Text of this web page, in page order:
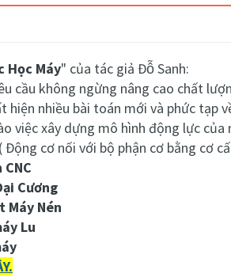
Học Máy" của tác giả Đỗ Sanh:
cầu không ngừng nâng cao chất
nhiều bài toán mới và phức tạp
việc xây dựng mô hình động lực
cơ nối với bộ phận cơ bằng cơ
Cương
Máy Nén
Lu